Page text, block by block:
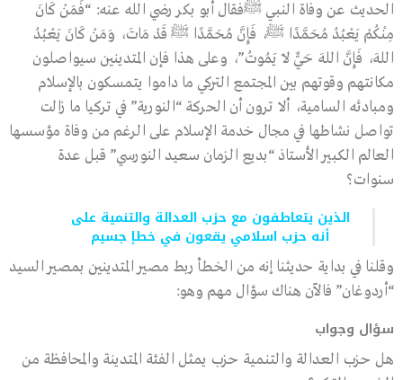
الحديث عن وفاة النبي ﷺفقال أبو بكر رضي الله عنه: “فَمَنْ كَانَ
مِنْكُمْ يَعْبُدُ مُحَمَّدًا ﷺ، فَإِنَّ مُحَمَّدًا ﷺ قَدْ مَاتَ، وَمَنْ كَانَ يَعْبُدُ
اللهَ، فَإِنَّ اللهَ حَيٌّ لَا يَمُوتُ”، وعلى هذا فإن المتدينين سيواصلون
مكانتهم وقوتهم بين المجتمع التركي ما داموا يتمسكون بالإسلام
ومبادئه السامية، ألا ترون أن الحركة “النورية” في تركيا ما زالت
تواصل نشاطها في مجال خدمة الإسلام على الرغم من وفاة مؤسسها
العالم الكبير الأستاذ “بديع الزمان سعيد النورسي” قبل عدة
سنوات؟
الذين يتعاطفون مع حزب العدالة والتنمية على
أنه حزب اسلامي يقعون في خطإ جسيم
وقلنا في بداية حديثنا إنه من الخطأ ربط مصير المتدينين بمصير السيد
“أردوغان” فالآن هناك سؤال مهم وهو:
سؤال وجواب
هل حزب العدالة والتنمية حزب يمثل الفئة المتدينة والمحافظة من